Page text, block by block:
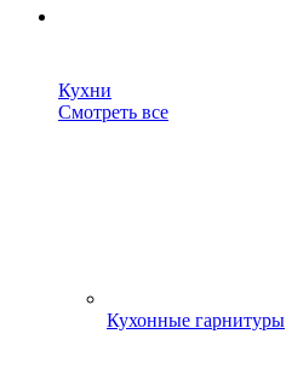
Кухни
Смотреть все
Кухонные гарнитуры